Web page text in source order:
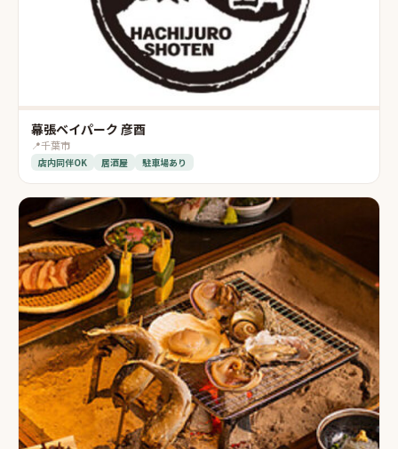
幕張ベイパーク 彦酉
📍千葉市
店内同伴OK 居酒屋 駐車場あり